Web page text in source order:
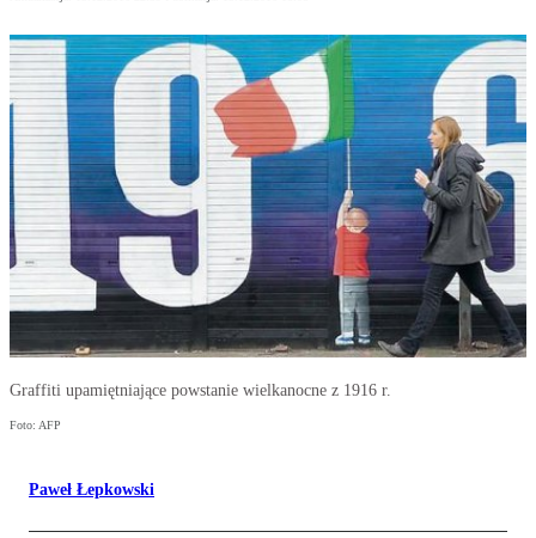
Graffiti upamiętniające powstanie wielkanocne z 1916 r.
Foto: AFP
Paweł Łepkowski